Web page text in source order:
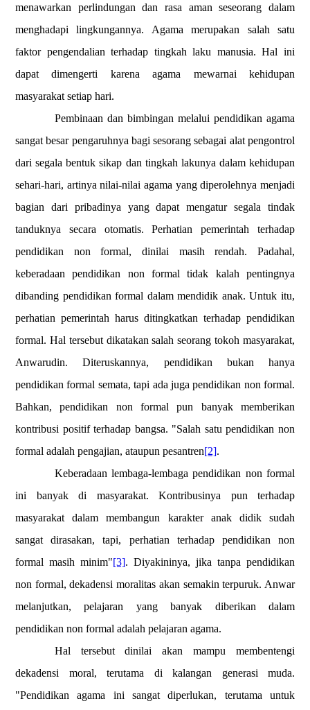
menawarkan perlindungan dan rasa aman seseorang dalam
menghadapi lingkungannya. Agama merupakan salah satu
faktor pengendalian terhadap tingkah laku manusia. Hal ini
dapat dimengerti karena agama mewarnai kehidupan
masyarakat setiap hari.
Pembinaan dan bimbingan melalui pendidikan agama
sangat besar pengaruhnya bagi sesorang sebagai alat pengontrol
dari segala bentuk sikap dan tingkah lakunya dalam kehidupan
sehari-hari, artinya nilai-nilai agama yang diperolehnya menjadi
bagian dari pribadinya yang dapat mengatur segala tindak
tanduknya secara otomatis. Perhatian pemerintah terhadap
pendidikan non formal, dinilai masih rendah. Padahal,
keberadaan pendidikan non formal tidak kalah pentingnya
dibanding pendidikan formal dalam mendidik anak. Untuk itu,
perhatian pemerintah harus ditingkatkan terhadap pendidikan
formal. Hal tersebut dikatakan salah seorang tokoh masyarakat,
Anwarudin. Diteruskannya, pendidikan bukan hanya
pendidikan formal semata, tapi ada juga pendidikan non formal.
Bahkan, pendidikan non formal pun banyak memberikan
kontribusi positif terhadap bangsa. "Salah satu pendidikan non
formal adalah pengajian, ataupun pesantren[2].
Keberadaan lembaga-lembaga pendidikan non formal
ini banyak di masyarakat. Kontribusinya pun terhadap
masyarakat dalam membangun karakter anak didik sudah
sangat dirasakan, tapi, perhatian terhadap pendidikan non
formal masih minim"[3]. Diyakininya, jika tanpa pendidikan
non formal, dekadensi moralitas akan semakin terpuruk. Anwar
melanjutkan, pelajaran yang banyak diberikan dalam
pendidikan non formal adalah pelajaran agama.
Hal tersebut dinilai akan mampu membentengi
dekadensi moral, terutama di kalangan generasi muda.
"Pendidikan agama ini sangat diperlukan, terutama untuk